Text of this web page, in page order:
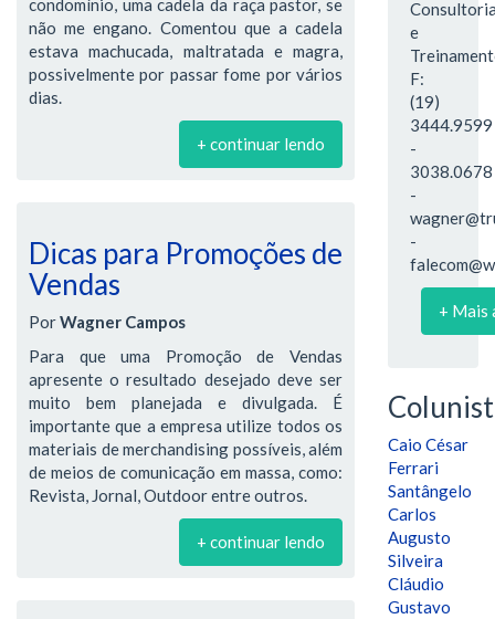
não me engano. Comentou que a cadela
estava machucada, maltratada e magra,
possivelmente por passar fome por vários
dias.
+ continuar lendo
Dicas para Promoções de
Vendas
PorWagner Campos
Para que uma Promoção de Vendas
apresente o resultado desejado deve ser
muito bem planejada e divulgada. É
importante que a empresa utilize todos os
materiais de merchandising possíveis, além
de meios de comunicação em massa, como:
Revista, Jornal, Outdoor entre outros.
+ continuar lendo
e
F:
(19)
3444.9599
-
3038.0678
-
-
+ Mais
Caio César
Ferrari
Santângelo
Carlos
Augusto
Silveira
Cláudio
Gustavo